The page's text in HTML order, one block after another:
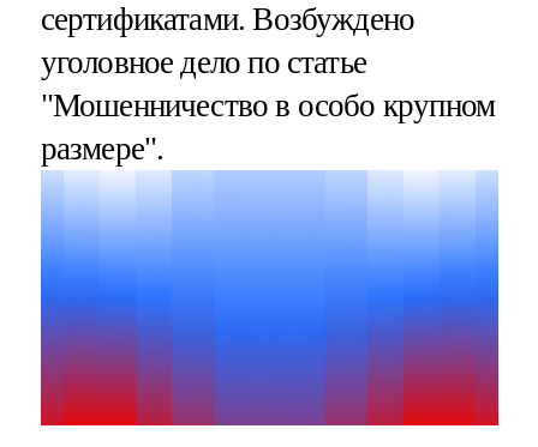
сертификатами. Возбуждено
уголовное дело по статье
"Мошенничество в особо крупном
размере".